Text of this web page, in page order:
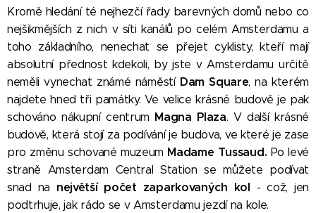
Kromě hledání té nejhezčí řady barevných domů nebo co
nejšikmějších z nich v síti kanálů po celém Amsterdamu a
toho základního, nenechat se přejet cyklisty, kteří mají
absolutní přednost kdekoli, by jste v Amsterdamu určitě
neměli vynechat známé náměstí Dam Square, na kterém
najdete hned tři památky. Ve velice krásné budově je pak
schováno nákupní centrum Magna Plaza. V další krásné
budově, která stojí za podívání je budova, ve které je zase
pro změnu schované muzeum Madame Tussaud. Po levé
straně Amsterdam Central Station se můžete podívat
snad na největší počet zaparkovaných kol - což, jen
podtrhuje, jak rádo se v Amsterdamu jezdí na kole.